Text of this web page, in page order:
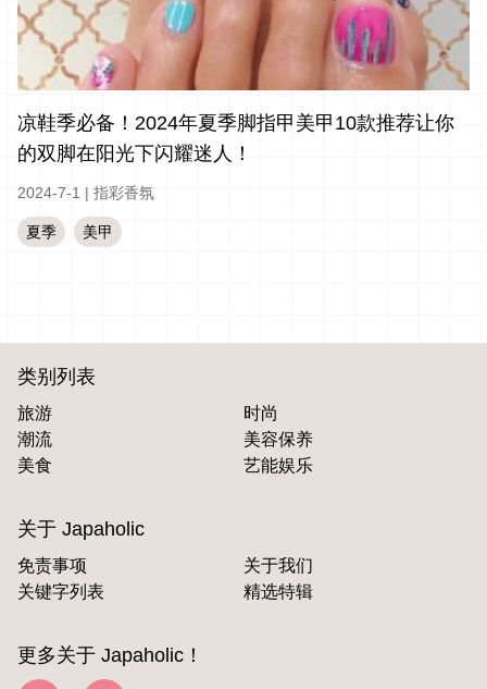
凉鞋季必备！2024年夏季脚指甲美甲10款推荐让你
的双脚在阳光下闪耀迷人！
2024-7-1 | 指彩香氛
夏季 美甲
类别列表
旅游
时尚
潮流
美容保养
美食
艺能娱乐
关于 Japaholic
免责事项
关于我们
关键字列表
精选特辑
更多关于 Japaholic！